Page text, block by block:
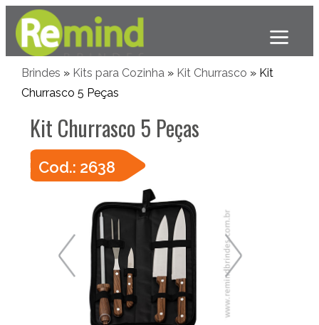
Brindes » Kits para Cozinha» Kit Churrasco » Kit
Churrasco 5 Peças
Kit Churrasco 5 Peças
Cod.: 2638